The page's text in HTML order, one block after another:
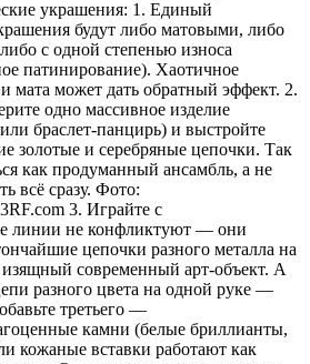
украшения: 1. Единый
будут либо матовыми, либо
с одной степенью износа
патинирование). Хаотичное
мата может дать обратный эффект. 2.
одно массивное изделие
браслет-панцирь) и выстройте
золотые и серебряные цепочки. Так
как продуманный ансамбль, а не
всё сразу. Фото:
3. Играйте с
линии не конфликтуют — они
цепочки разного металла на
изящный современный арт-объект. А
разного цвета на одной руке —
третьего —
камни (белые бриллианты,
кожаные вставки работают как